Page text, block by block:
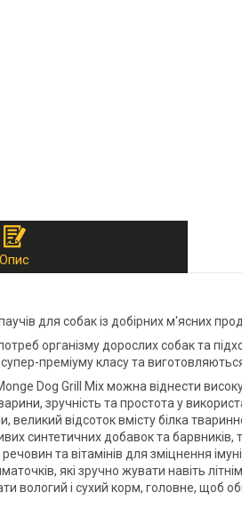
Опис
для собак із добірних м'ясних
організму дорослих собак та
преміуму класу та
Dog Grill Mix можна віднести
зручність та простота у
великий відсоток вмісту білка
синтетичних добавок та
та вітамінів для зміцнення
які зручно жувати навіть
вологий і сухий корм, головне, щоб